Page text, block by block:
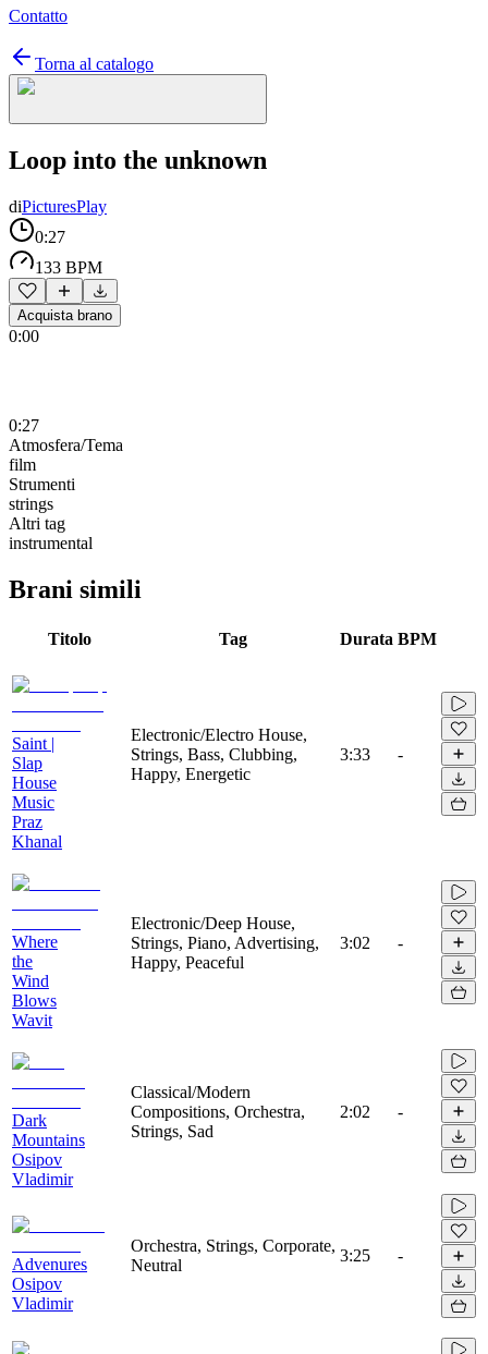
Contatto
Torna al catalogo
Loop into the unknown
diPicturesPlay
0:27
133 BPM
Acquista brano
0:00
0:27
Atmosfera/Tema
film
Strumenti
strings
Altri tag
instrumental
Brani simili
Titolo Tag Durata BPM
Saint |
Slap
House
Music
Praz
Khanal
Electronic/Electro House,
Strings, Bass, Clubbing,
Happy, Energetic
3:33 -
Where
the
Wind
Blows
Wavit
Electronic/Deep House,
Strings, Piano, Advertising,
Happy, Peaceful
3:02 -
Dark
Mountains
Osipov
Vladimir
Classical/Modern
Compositions, Orchestra,
Strings, Sad
2:02 -
Advenures
Osipov
Vladimir
Orchestra, Strings, Corporate,
Neutral
3:25 -